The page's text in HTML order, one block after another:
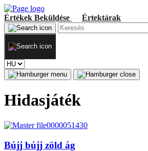
Értékek Beküldése Értektárak
Hidasjáték
Bújj bújj zöld ág